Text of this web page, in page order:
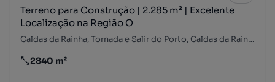
Terreno para Construção | 2.285 m² | Excelente
Localização na Região O
Caldas da Rainha, Tornada e Salir do Porto, Caldas da Rainha, Leiria
Preço por metro quadrado
2840 m²